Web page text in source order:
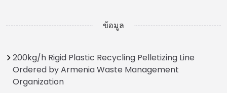
ข้อมูล
200kg/h Rigid Plastic Recycling Pelletizing Line
Ordered by Armenia Waste Management
Organization
Vietnamese
Indonesian
Turkish